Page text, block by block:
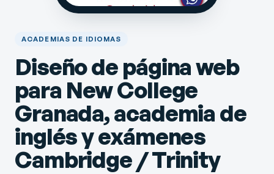
ACADEMIAS DE IDIOMAS
Diseño de página web
para New College
Granada, academia de
inglés y exámenes
Cambridge / Trinity